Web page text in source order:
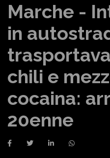
Marche -
in
chili e
cocaina:
20enne